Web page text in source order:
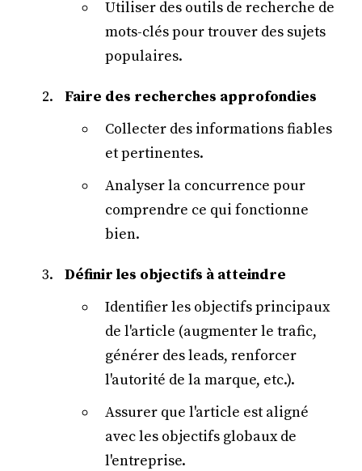
Utiliser des outils de recherche de
mots-clés pour trouver des sujets
populaires.
Faire des recherches approfondies
Collecter des informations fiables
et pertinentes.
Analyser la concurrence pour
comprendre ce qui fonctionne
bien.
Définir les objectifs à atteindre
Identifier les objectifs principaux
de l'article (augmenter le trafic,
générer des leads, renforcer
l'autorité de la marque, etc.).
Assurer que l'article est aligné
avec les objectifs globaux de
l'entreprise.